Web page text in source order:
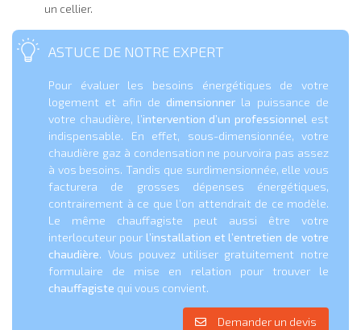
un cellier.
ASTUCE DE NOTRE EXPERT
Pour évaluer les besoins énergétiques de votre
logement et afin de dimensionner la puissance de
votre chaudière, l’intervention d’un professionnel est
indispensable. En effet, sous-dimensionnée, votre
chaudière gaz à condensation ne pourvoira pas assez
à vos besoins. Tandis que surdimensionnée, elle vous
facturera de grosses dépenses énergétiques,
contrairement à ce que l’on attendrait de ce modèle.
Le même chauffagiste peut aussi être votre
interlocuteur pour l’installation et l’entretien de votre
chaudière. Vous pouvez utiliser gratuitement notre
formulaire de mise en relation pour trouver le
chauffagiste qui vous convient.
Demander un devis